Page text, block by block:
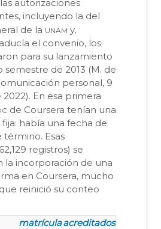
autorizaciones
incluyendo la del
de la unam y,
el convenio, los
para su lanzamiento
semestre de 2013 (M. de
personal, 9
En esa primera
de Coursera tenían una
había una fecha de
término. Esas
registros) se
la incorporación de una
en Coursera, mucho
reinició su conteo
matrículaacreditados